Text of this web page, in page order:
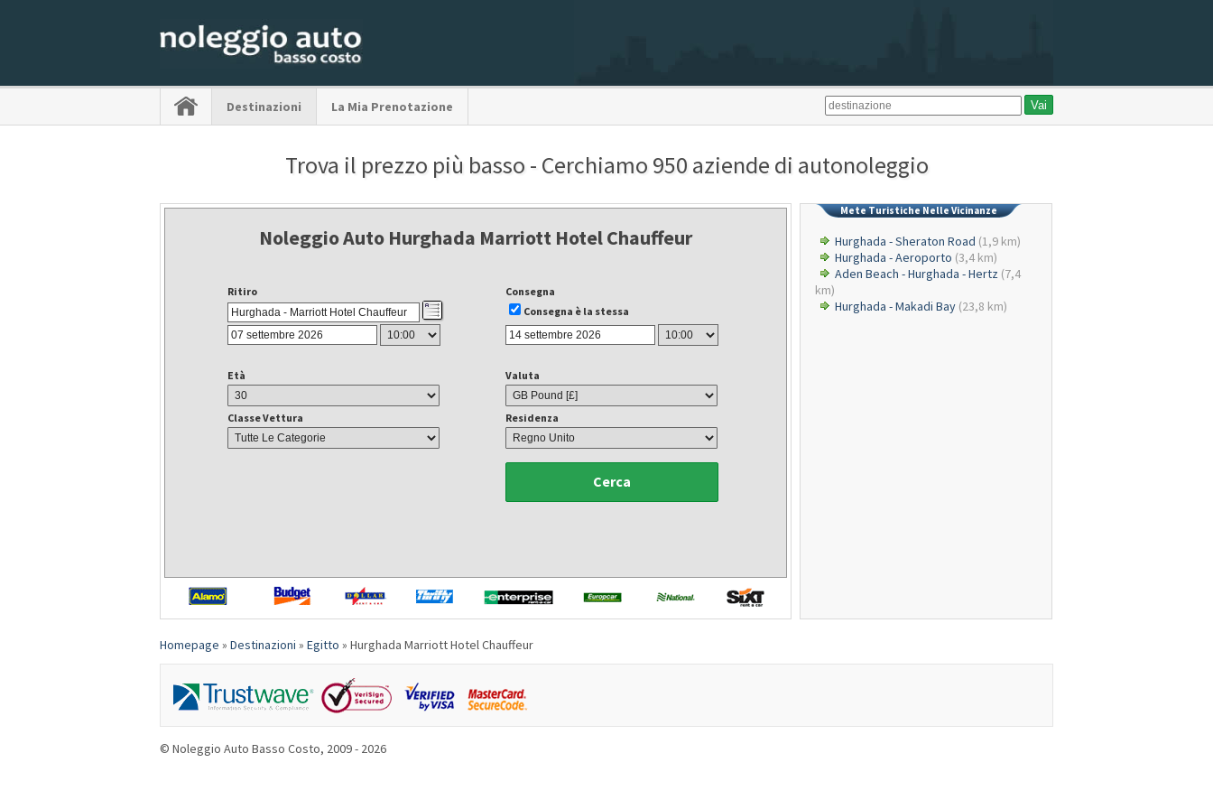
Destinazioni La Mia Prenotazione
Trova il prezzo più basso - Cerchiamo 950 aziende di autonoleggio
Noleggio Auto Hurghada Marriott Hotel Chauffeur
Ritiro
Consegna
Consegna è la stessa
Età Valuta
Classe Vettura Residenza
Cerca
Mete Turistiche Nelle Vicinanze
Hurghada - Sheraton Road (1,9 km)
Hurghada - Aeroporto (3,4 km)
Aden Beach - Hurghada - Hertz (7,4
km)
Hurghada - Makadi Bay (23,8 km)
Homepage » Destinazioni » Egitto » Hurghada Marriott Hotel Chauffeur
© Noleggio Auto Basso Costo, 2009 - 2026